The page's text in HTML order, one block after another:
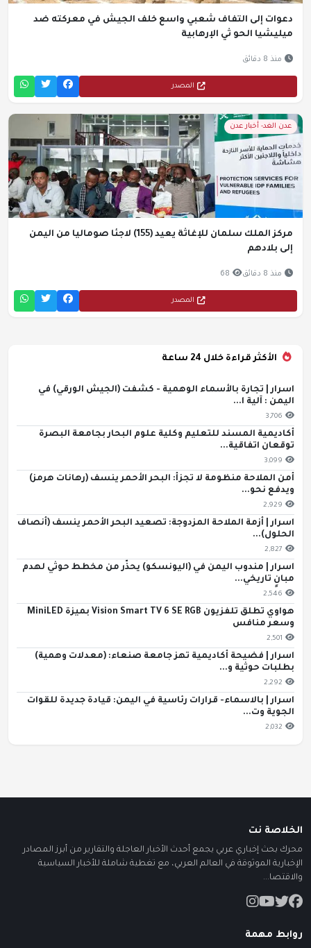
دعوات إلى التفاف شعبي واسع خلف الجيش في معركته ضد
ميليشيا الحو ثي الإرهابية
منذ 8 دقائق
المصدر
عدن الغد- أخبار عدن
مركز الملك سلمان للإغاثة يعيد (155) لاجئا صوماليا من اليمن
إلى بلادهم
منذ 8 دقائق 68
المصدر
الأكثر قراءة خلال 24 ساعة
اسرار | تجارة بالأسماء الوهمية - كشفت (الجيش الورقي) في
اليمن : آلية ا...
3,706
أكاديمية المسند للتعليم وكلية علوم البحار بجامعة البصرة
توقعان اتفاقية...
3,099
أمن الملاحة منظومة لا تجزأ: البحر الأحمر ينسف (رهانات هرمز)
ويدفع نحو...
2,929
اسرار | أزمة الملاحة المزدوجة: تصعيد البحر الأحمر ينسف (أنصاف
الحلول)...
2,827
اسرار | مندوب اليمن في (اليونسكو) يحذّر من مخطط حوثي لهدم
مبانٍ تاريخي...
2,546
هواوي تطلق تلفزيون Vision Smart TV 6 SE RGB بميزة MiniLED
وسعر منافس
2,501
اسرار | فضيحة أكاديمية تهز جامعة صنعاء: (معدلات وهمية)
بطلبات حوثية و...
2,292
اسرار | بالاسماء- قرارات رئاسية في اليمن: قيادة جديدة للقوات
الجوية وت...
2,032
الخلاصة نت
محرك بحث إخباري عربي يجمع أحدث الأخبار العاجلة والتقارير من أبرز المصادر
الإخبارية الموثوقة في العالم العربي، مع تغطية شاملة للأخبار السياسية
والاقتصا...
روابط مهمة